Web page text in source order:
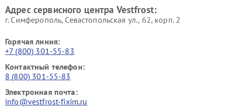
Адрес сервисного центра Vestfrost:
г. Симферополь, Севастопольская ул., 62, корп. 2
Горячая линия:
+7 (800) 301-55-83
Контактный телефон:
8 (800) 301-55-83
Электронная почта:
info@vestfrost-fixim.ru